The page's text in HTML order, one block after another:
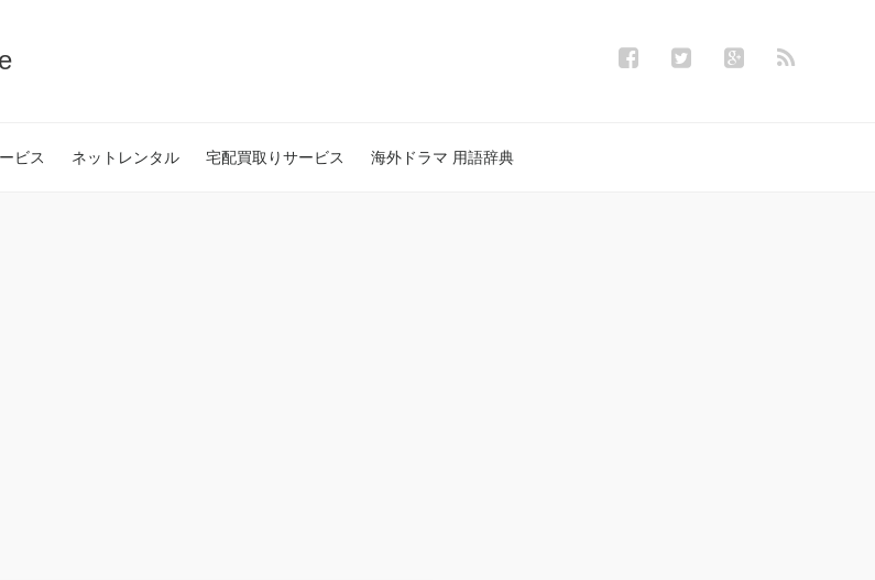
ビス ネットレンタル 宅配買取りサービス 海外ドラマ 用語辞典